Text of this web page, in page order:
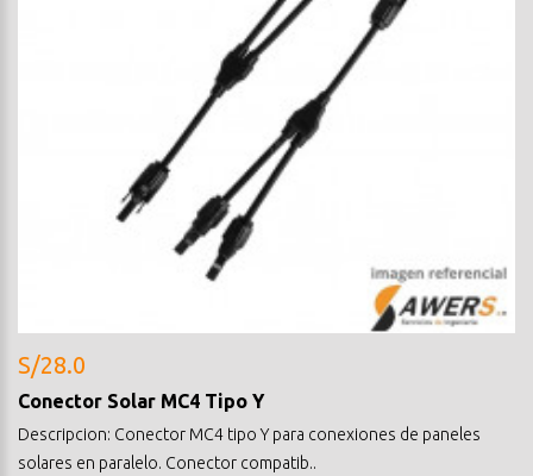
S/28.0
Conector Solar MC4 Tipo Y
Descripcion: Conector MC4 tipo Y para conexiones de paneles
solares en paralelo. Conector compatib..